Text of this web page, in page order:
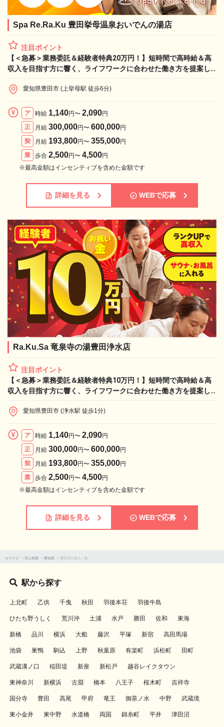
Spa Re.Ra.Ku 豊田挙母温泉おいでんの湯店
注目ポイント
【＜急募＞業務委託＆経験者特典20万円！】短時間で高時給＆高
収入を目指す方に響く、ライフワークに合わせた働き方を提案し
愛知県豊田市 (上挙母駅 徒歩6分)
ア 時給 1,140円〜 2,090円
正
月給 300,000円〜 600,000円
契
月給 193,800円〜 355,000円
業
歩合 2,500円〜 4,500円
※最高金額はインセンティブを含めた金額です
詳細を見る WEBで応募
Ra.Ku.Sa 竜泉寺の湯豊田浄水店
注目ポイント
【＜急募＞業務委託＆経験者特典10万円！】短時間で高時給＆高
収入を目指す方に響く、ライフワークに合わせた働き方を提案し
愛知県豊田市 (浄水駅 徒歩1分)
ア 時給 1,140円〜 2,090円
正
月給 300,000円〜 600,000円
契
月給 193,800円〜 355,000円
業
歩合 2,500円〜 4,500円
※最高金額はインセンティブを含めた金額です
詳細を見る WEBで応募
セラナビ > 求人検索 > 愛知県 > 豊田市の求人一覧
駅から探す
上北町 乙供 千曳 秋田 羽後本荘 羽後牛島
ひたち野うしく 荒川沖 土浦 水戸 勝田 佐和 東海
新橋 品川 横浜 大船 藤沢 平塚 新宿 高田馬場
池袋 巣鴨 駒込 上野 秋葉原 有楽町 浜松町 田町
武蔵溝ノ口 稲田堤 新座 新松戸 越谷レイクタウン
東神奈川 新横浜 古淵 橋本 八王子 桜木町 吉祥寺
国分寺 豊田 高尾 甲府 竜王 御茶ノ水 中野 武蔵境
東小金井 東中野 水道橋 両国 錦糸町 平井 津田沼